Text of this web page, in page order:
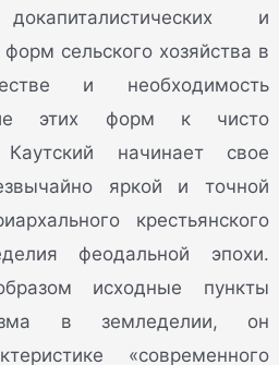
и
сельского хозяйства в
и необходимость
этих форм к чисто
Каутский начинает свое
яркой и точной
крестьянского
феодальной эпохи.
исходные пункты
в земледелии, он
«современного